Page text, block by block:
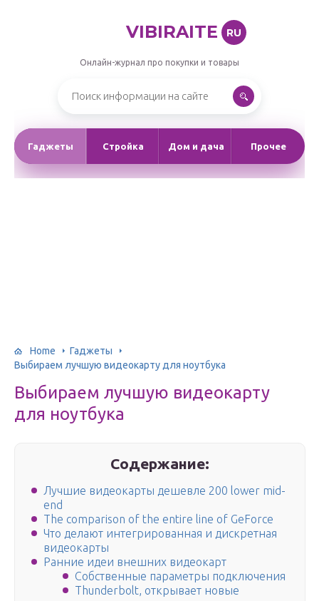
VIBIRAITE RU
Онлайн-журнал про покупки и товары
Гаджеты Стройка Дом и дача Прочее
Home
Гаджеты
Выбираем лучшую видеокарту для ноутбука
Выбираем лучшую видеокарту
для ноутбука
Содержание:
Лучшие видеокарты дешевле 200 lower mid-
end
The comparison of the entire line of GeForce
Что делают интегрированная и дискретная
видеокарты
Ранние идеи внешних видеокарт
Собственные параметры подключения
Thunderbolt, открывает новые